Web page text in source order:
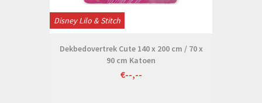
Disney Lilo & Stitch
Dekbedovertrek Cute 140 x 200 cm / 70 x
90 cm Katoen
€--,--